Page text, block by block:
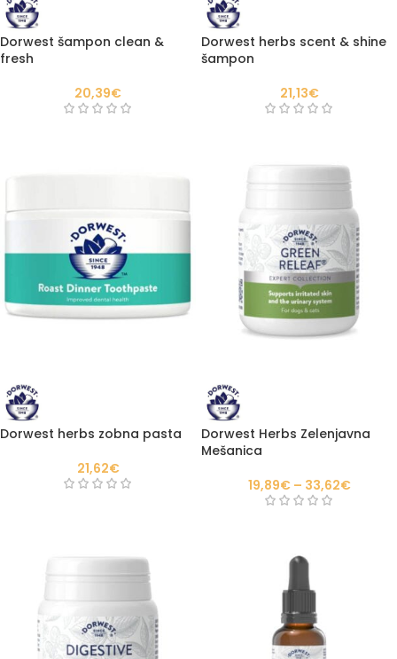
Dorwest šampon clean &
fresh
20,39€
Dorwest herbs scent & shine
šampon
21,13€
Dorwest herbs zobna pasta
21,62€
Dorwest Herbs Zelenjavna
Mešanica
19,89€ – 33,62€